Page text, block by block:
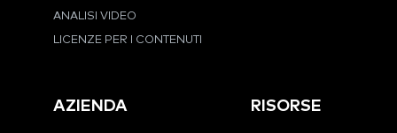
ANALISI VIDEO
LICENZE PER I CONTENUTI
AZIENDA RISORSE